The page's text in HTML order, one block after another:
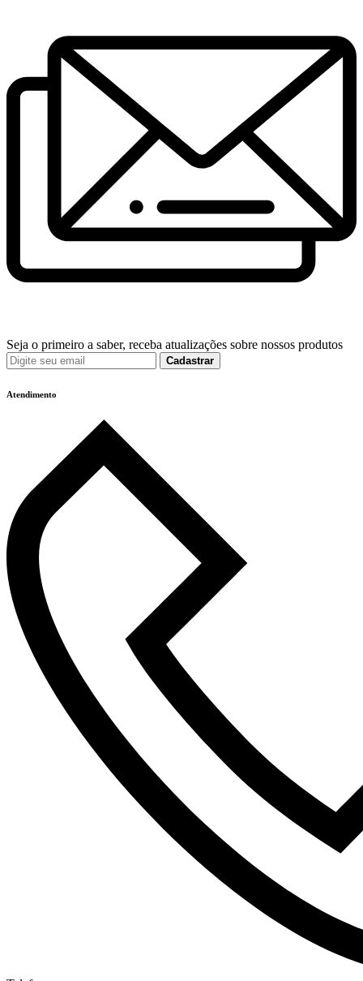
Seja o primeiro a saber, receba atualizações sobre nossos produtos
Cadastrar
Atendimento